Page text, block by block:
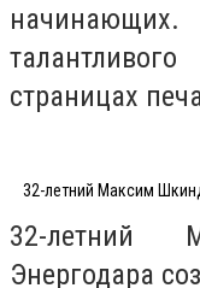
страницах
32-летний Максим
32-летний
Энергодара